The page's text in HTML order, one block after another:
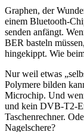
Graphen, der
einem Bluetooth-
senden anfängt.
BER basteln
hingekippt. Wie
Nur weil etwas
Polymere bilden
Microchip. Und
und kein DVB-T2-
Taschenrechner.
Nagelschere?